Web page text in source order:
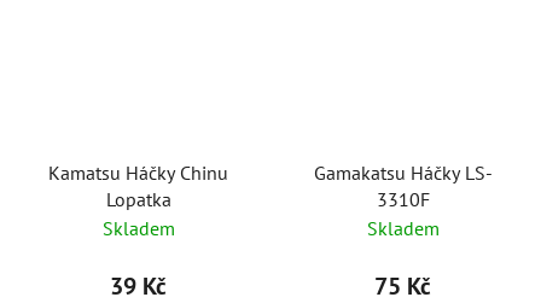
Kamatsu Háčky Chinu
Lopatka
Skladem
39 Kč
Gamakatsu Háčky LS-
3310F
Skladem
75 Kč